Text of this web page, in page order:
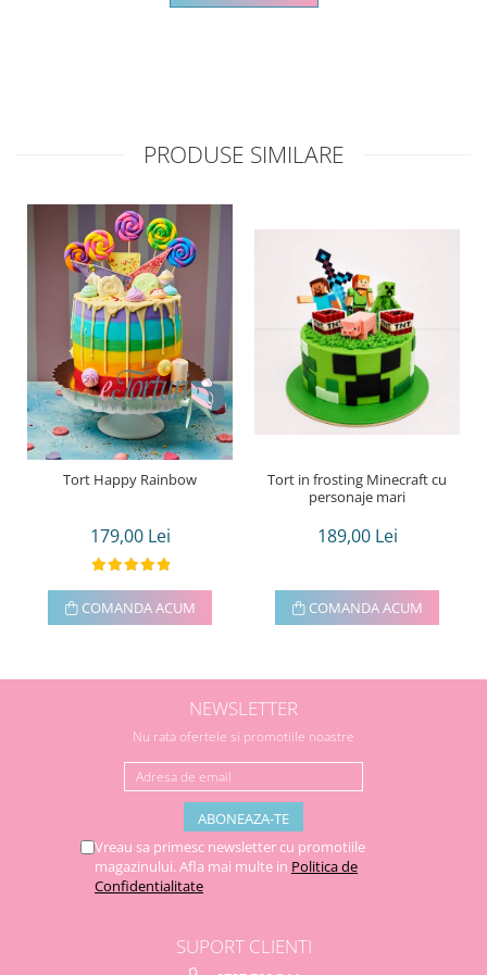
PRODUSE SIMILARE
Tort Happy Rainbow
179,00 Lei
COMANDA ACUM
Tort in frosting Minecraft cu
personaje mari
189,00 Lei
COMANDA ACUM
NEWSLETTER
Nu rata ofertele si promotiile noastre
Vreau sa primesc newsletter cu promotiile
magazinului. Afla mai multe in Politica de
Confidentialitate
SUPORT CLIENTI